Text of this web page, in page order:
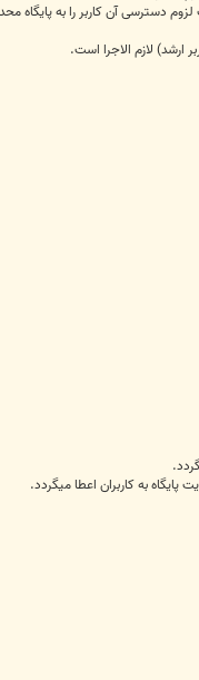
دسترسی آن کاربر را به پایگاه
ارشد) لازم الاجرا است.